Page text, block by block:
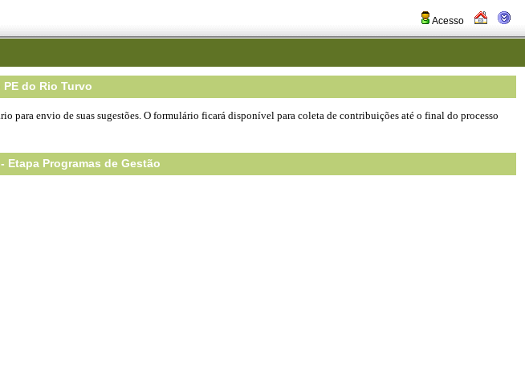
Acesso
do Rio Turvo
para envio de suas sugestões. O formulário ficará disponível para coleta de contribuições até o final do processo
Programas de Gestão